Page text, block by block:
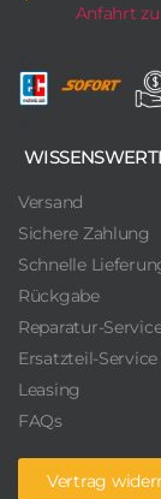
Anfahrt
Versand
Sichere Zahlung
Schnelle
Rückgabe
Reparatur-
Ersatzteil-Service
Leasing
FAQs
Vertrag